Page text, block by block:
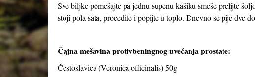
Sve biljke pomešajte pa jednu supenu kašiku smeše prelijte
stoji pola sata, procedite i popijte u toplo. Dnevno se pije dve
Čajna mešavina protivbeningnog uvećanja prostate:
Čestoslavica (Veronica officinalis) 50g